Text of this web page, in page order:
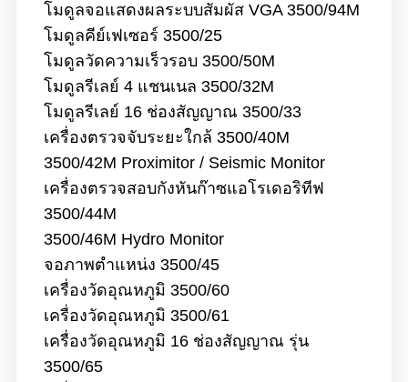
โมดูลจอแสดงผลระบบสัมผัส VGA 3500/94M
โมดูลคีย์เฟเซอร์ 3500/25
โมดูลวัดความเร็วรอบ 3500/50M
โมดูลรีเลย์ 4 แชนเนล 3500/32M
โมดูลรีเลย์ 16 ช่องสัญญาณ 3500/33
เครื่องตรวจจับระยะใกล้ 3500/40M
3500/42M Proximitor / Seismic Monitor
เครื่องตรวจสอบกังหันก๊าซแอโรเดอริทีฟ
3500/44M
3500/46M Hydro Monitor
จอภาพตำแหน่ง 3500/45
เครื่องวัดอุณหภูมิ 3500/60
เครื่องวัดอุณหภูมิ 3500/61
เครื่องวัดอุณหภูมิ 16 ช่องสัญญาณ รุ่น
3500/65